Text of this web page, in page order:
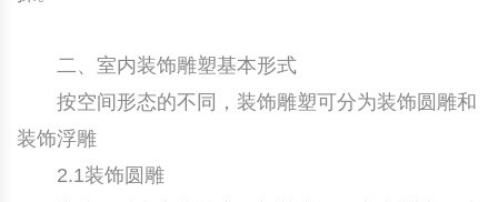
二、室内装饰雕塑基本形式
按空间形态的不同，装饰雕塑可分为装饰圆雕和
装饰浮雕
2.1装饰圆雕